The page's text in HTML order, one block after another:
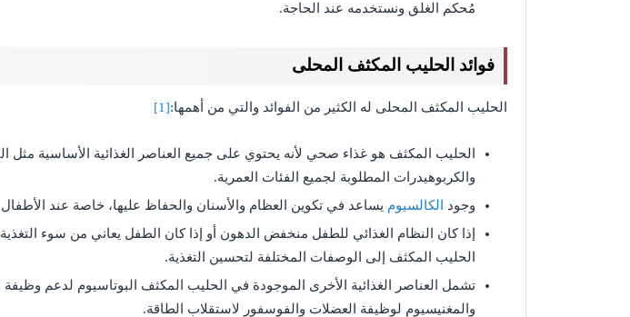
مُحكم الغلق ونستخدمه عند الحاجة.
فوائد الحليب المكثف المحلى
الحليب المكثف المحلى له الكثير من الفوائد والتي من أهمها:[1]
الحليب المكثف هو غذاء صحي لأنه يحتوي على جميع العناصر الغذائية الأساسية مثل
والكربوهيدرات المطلوبة لجميع الفئات العمرية.
وجود
الكالسيوم يساعد في تكوين العظام والأسنان والحفاظ عليها، خاصة عند
إذا كان النظام الغذائي للطفل منخفض الدهون أو إذا كان الطفل يعاني من سوء
الحليب المكثف إلى الوصفات المختلفة لتحسين التغذية.
تشمل العناصر الغذائية الأخرى الموجودة في الحليب المكثف البوتاسيوم لدعم وظيفة
والمغنيسيوم لوظيفة العضلات والفوسفور لاستقلاب الطاقة.